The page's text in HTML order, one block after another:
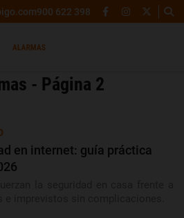
900 622 398
- Página 2
en internet: guía práctica